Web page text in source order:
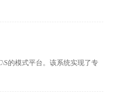
的模式平台。该系统实现了专